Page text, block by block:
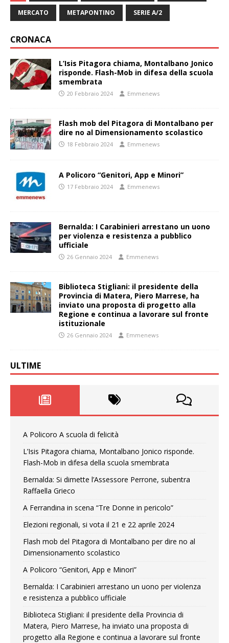
MERCATO METAPONTINO SERIE A/2
CRONACA
L’Isis Pitagora chiama, Montalbano Jonico
risponde. Flash-Mob in difesa della scuola
smembrata
20 Febbraio 2024 Emmenews
Flash mob del Pitagora di Montalbano per
dire no al Dimensionamento scolastico
18 Febbraio 2024 Emmenews
A Policoro “Genitori, App e Minori”
17 Febbraio 2024 Emmenews
Bernalda: I Carabinieri arrestano un uono
per violenza e resistenza a pubblico
ufficiale
26 Gennaio 2024 Emmenews
Biblioteca Stigliani: il presidente della
Provincia di Matera, Piero Marrese, ha
inviato una proposta di progetto alla
Regione e continua a lavorare sul fronte
istituzionale
26 Gennaio 2024 Emmenews
ULTIME
A Policoro A scuola di felicità
L’Isis Pitagora chiama, Montalbano Jonico risponde.
Flash-Mob in difesa della scuola smembrata
Bernalda: Si dimette l’Assessore Perrone, subentra
Raffaella Grieco
A Ferrandina in scena “Tre Donne in pericolo”
Elezioni regionali, si vota il 21 e 22 aprile 2024
Flash mob del Pitagora di Montalbano per dire no al
Dimensionamento scolastico
A Policoro “Genitori, App e Minori”
Bernalda: I Carabinieri arrestano un uono per violenza
e resistenza a pubblico ufficiale
Biblioteca Stigliani: il presidente della Provincia di
Matera, Piero Marrese, ha inviato una proposta di
progetto alla Regione e continua a lavorare sul fronte